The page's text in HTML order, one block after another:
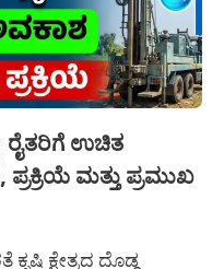
ರೈತರಿಗೆ ಉಚಿತ
ಮತ್ತು ಪ್ರಮುಖ
ಕ್ಷೇತ್ರದ ದೊಡ್ಡ